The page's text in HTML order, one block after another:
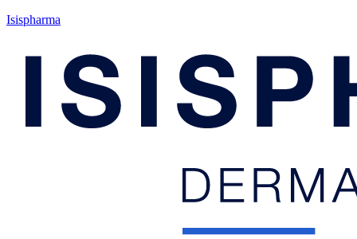
Isispharma